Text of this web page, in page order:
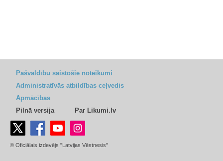
Pašvaldību saistošie noteikumi
Administratīvās atbildības ceļvedis
Apmācības
Pilnā versija
Par Likumi.lv
© Oficiālais izdevējs "Latvijas Vēstnesis"